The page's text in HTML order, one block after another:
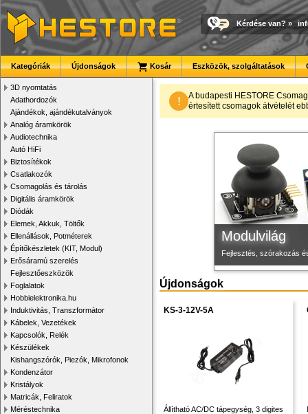
Kérdése van? »
Kategóriák Újdonságok Kosár Eszközök, szolgáltatások
3D nyomtatás
Adathordozók
Ajándékok, ajándékutalványok
Analóg áramkörök
Audiotechnika
Autó HiFi
Biztosítékok
Csatlakozók
Csomagolás és tárolás
Digitális áramkörök
Diódák
Elemek, Akkuk, Töltők
Ellenállások, Potméterek
Építőkészletek (KIT, Modul)
Erősáramú szerelés
Fejlesztőeszközök
Foglalatok
Hobbielektronika.hu
Induktivitás, Transzformátor
Kábelek, Vezetékek
Kapcsolók, Relék
Készülékek
Kishangszórók, Piezók, Mikrofonok
Kondenzátor
Kristályok
Matricák, Feliratok
Méréstechnika
!
A budapesti HESTORE
értesített csomagok átvételét
Modulvilág
Fejlesztés, szórakozás
Új PLA
Kiváló árfekvésű, sok
Megbízható
Új, modern
3D nyomtató
Kiváló minőségű,
Újdonságok
KS-3-12V-5A
Állítható AC/DC tápegység, 3 digites